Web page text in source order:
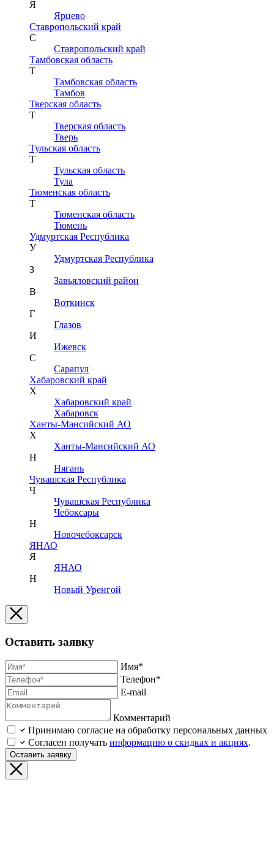
Я
Ярцево
Ставропольский край
С
Ставропольский край
Тамбовская область
Т
Тамбовская область
Тамбов
Тверская область
Т
Тверская область
Тверь
Тульская область
Т
Тульская область
Тула
Тюменская область
Т
Тюменская область
Тюмень
Удмуртская Республика
У
Удмуртская Республика
З
Завьяловский район
В
Воткинск
Г
Глазов
И
Ижевск
С
Сарапул
Хабаровский край
Х
Хабаровский край
Хабаровск
Ханты-Мансийский АО
Х
Ханты-Мансийский АО
Н
Нягань
Чувашская Республика
Ч
Чувашская Республика
Чебоксары
Н
Новочебоксарск
ЯНАО
Я
ЯНАО
Н
Новый Уренгой
Оставить заявку
Имя*
Телефон*
E-mail
Комментарий
Принимаю согласие на обработку персональных данных
Согласен получать информацию о скидках и акциях.
Оставить заявку